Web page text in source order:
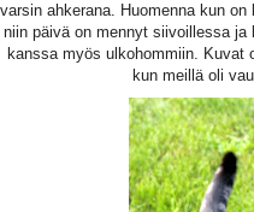
varsin ahkerana. Huomenna kun
niin päivä on mennyt siivoillessa ja
kanssa myös ulkohommiin. Kuvat
kun meillä oli